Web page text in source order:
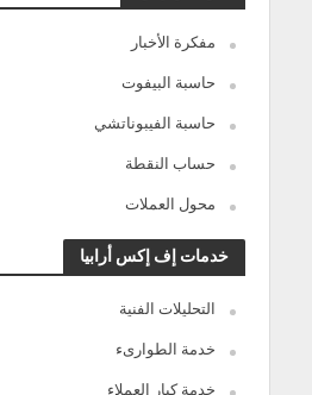
مفكرة الأخبار
حاسبة البيفوت
حاسبة الفيبوناتشي
حساب النقطة
محول العملات
خدمات إف إكس أرابيا
التحليلات الفنية
خدمة الطوارىء
خدمة كبار العملاء